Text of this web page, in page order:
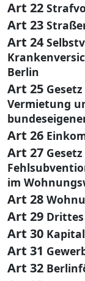
Art 22
Art 23
Art 24
Berlin
Art 25
Vermietung
Art 26
Art 27
im
Art 28
Art 29
Art 30
Art 31
Art 32